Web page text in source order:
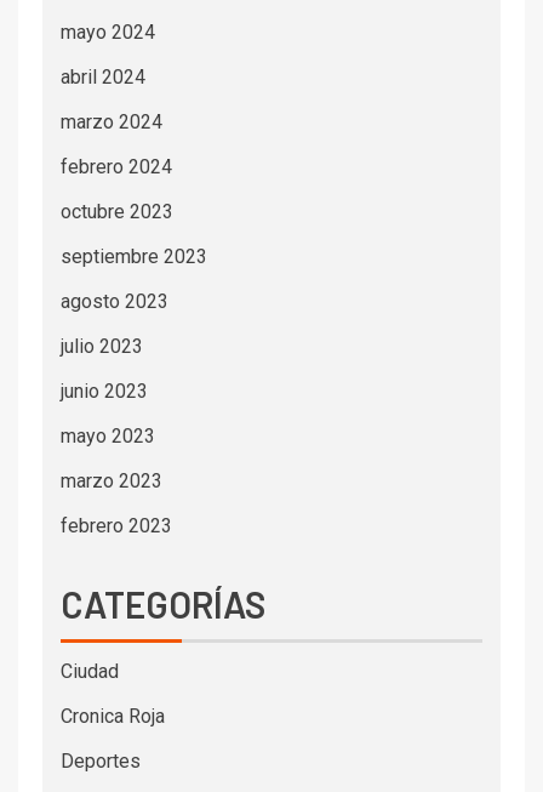
mayo 2024
abril 2024
marzo 2024
febrero 2024
octubre 2023
septiembre 2023
agosto 2023
julio 2023
junio 2023
mayo 2023
marzo 2023
febrero 2023
CATEGORÍAS
Ciudad
Cronica Roja
Deportes